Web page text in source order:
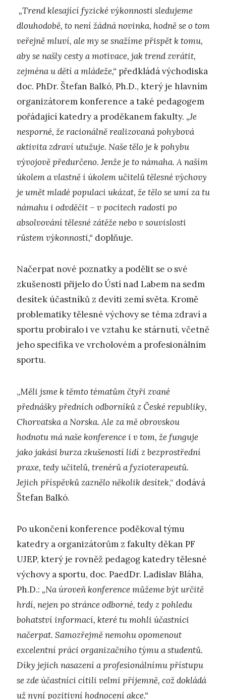
„Trend klesající fyzické výkonnosti sledujeme
dlouhodobě, to není žádná novinka, hodně se o tom
veřejně mluví, ale my se snažíme přispět k tomu,
aby se našly cesty a motivace, jak trend zvrátit,
zejména u dětí a mládeže,“ předkládá východiska
doc. PhDr. Štefan Balkó, Ph.D., který je hlavním
organizátorem konference a také pedagogem
pořádající katedry a proděkanem fakulty. „Je
nesporné, že racionálně realizovaná pohybová
aktivita zdraví utužuje. Naše tělo je k pohybu
vývojově předurčeno. Jenže je to námaha. A naším
úkolem a vlastně i úkolem učitelů tělesné výchovy
je umět mladé populaci ukázat, že tělo se umí za tu
námahu i odvděčit – v pocitech radosti po
absolvování tělesné zátěže nebo v souvislosti
růstem výkonnosti,“ doplňuje.
Načerpat nové poznatky a podělit se o své
zkušenosti přijelo do Ústí nad Labem na sedm
desítek účastníků z devíti zemí světa. Kromě
problematiky tělesné výchovy se téma zdraví a
sportu probíralo i ve vztahu ke stárnutí, včetně
jeho specifika ve vrcholovém a profesionálním
sportu.
„Měli jsme k těmto tématům čtyři zvané
přednášky předních odborníků z České republiky,
Chorvatska a Norska. Ale za mě obrovskou
hodnotu má naše konference i v tom, že funguje
jako jakási burza zkušeností lidí z bezprostřední
praxe, tedy učitelů, trenérů a fyzioterapeutů.
Jejich příspěvků zaznělo několik desítek,“ dodává
Štefan Balkó.
Po ukončení konference poděkoval týmu
katedry a organizátorům z fakulty děkan PF
UJEP, který je rovněž pedagog katedry tělesné
výchovy a sportu, doc. PaedDr. Ladislav Bláha,
Ph.D.: „Na úroveň konference můžeme být určitě
hrdí, nejen po stránce odborné, tedy z pohledu
bohatství informací, které tu mohli účastníci
načerpat. Samozřejmě nemohu opomenout
excelentní práci organizačního týmu a studentů.
Díky jejich nasazení a profesionálnímu přístupu
se zde účastníci cítili velmi příjemně, což dokládá
už nyní pozitivní hodnocení akce.“